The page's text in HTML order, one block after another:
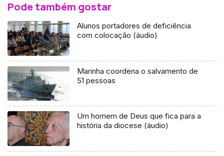
Pode também gostar
Alunos portadores de deficiência
com colocação (áudio)
Marinha coordena o salvamento de
51 pessoas
Um homem de Deus que fica para a
história da diocese (áudio)